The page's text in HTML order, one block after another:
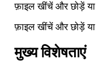
फ़ाइल खींचें और छोड़ें या
फ़ाइल खींचें और छोड़ें या
मुख्य विशेषताएं